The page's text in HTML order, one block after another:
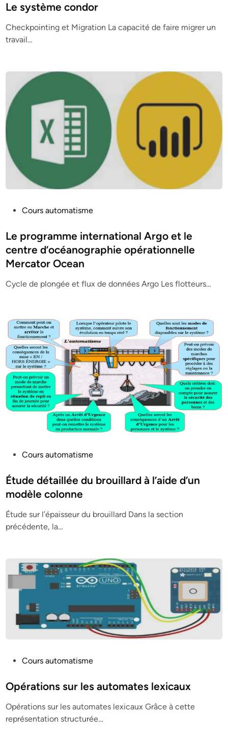
s
e
d
Le système condor
Checkpointing et Migration La capacité de faire migrer un
travail…
s
t
e
i
Cours automatisme
Le programme international Argo et le
centre d’océanographie opérationnelle
Mercator Ocean
Cycle de plongée et flux de données Argo Les flotteurs…
s
t
d
i
Cours automatisme
Étude détaillée du brouillard à l’aide d’un
modèle colonne
Étude sur l’épaisseur du brouillard Dans la section
précédente, la…
s
e
d
Cours automatisme
Opérations sur les automates lexicaux
Opérations sur les automates lexicaux Grâce à cette
représentation structurée…